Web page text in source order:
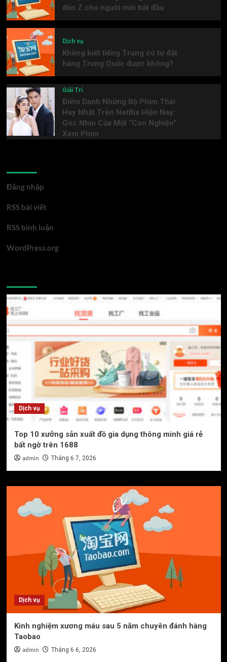
đến Z cho người mới bắt đầu
Dịch vụ
Không biết tiếng Trung có tự đặt
hàng Trung Quốc được không?
Giải Trí
Điểm Danh Những Bộ Phim Thái
Hay Nhất Trên Netflix Hiện Nay:
Góc Nhìn Của Một “Con Nghiện”
Xem Phim
Đăng nhập
RSS bài viết
RSS bình luận
WordPress.org
Dịch vụ
Top 10 xưởng sản xuất đồ gia dụng thông minh giá rẻ
bất ngờ trên 1688
admin Tháng 6 7, 2026
Dịch vụ
Kinh nghiệm xương máu sau 5 năm chuyên đánh hàng
Taobao
admin Tháng 6 6, 2026